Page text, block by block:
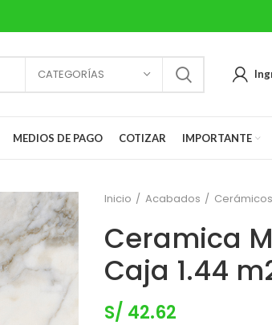
CATEGORÍAS
MEDIOS DE PAGO COTIZAR IMPORTANTE
Inicio Acabados Cerámicos
Ceramica
Caja 1.44
S/ 42.62